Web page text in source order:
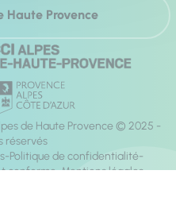
Haute Provence
de Haute Provence © 2025 -
réservés
Politique de confidentialité
conforme Mentions légales